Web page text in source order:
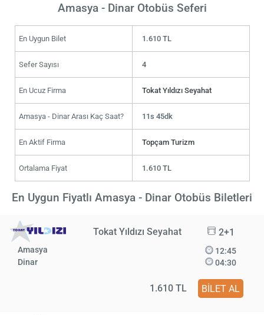
Amasya - Dinar Otobüs Seferi
En Uygun Bilet 1.610 TL
Sefer Sayısı 4
En Ucuz Firma Tokat Yıldızı Seyahat
Amasya - Dinar Arası Kaç Saat? 11s 45dk
En Aktif Firma Topçam Turizm
Ortalama Fiyat 1.610 TL
En Uygun Fiyatlı Amasya - Dinar Otobüs Biletleri
Tokat Yıldızı Seyahat 2+1
Amasya
Dinar
12:45
04:30
1.610 TL BİLET AL